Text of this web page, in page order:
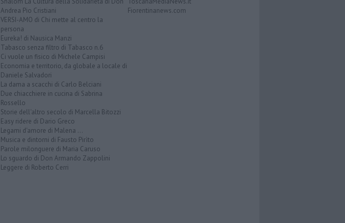
Andrea Pio Cristiani
VERSI-AMO di Chi mette al centro la
persona
Eureka! di Nausica Manzi
Tabasco senza filtro di Tabasco n.6
Ci vuole un fisico di Michele Campisi
Economia e territorio, da globale a locale di
Daniele Salvadori
La dama a scacchi di Carlo Belciani
Due chiacchiere in cucina di Sabrina
Rossello
Storie dell'altro secolo di Marcella Bitozzi
Easy ridere di Dario Greco
Legami d'amore di Malena ...
Musica e dintorni di Fausto Pirìto
Parole milonguere di Maria Caruso
Lo sguardo di Don Armando Zappolini
Leggere di Roberto Cerri
Fiorentinanews.com